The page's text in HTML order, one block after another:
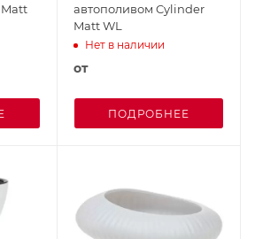
автополивом Cylinder
Matt WL
Нет в наличии
от
ПОДРОБНЕЕ